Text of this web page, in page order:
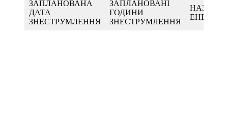
ЗАПЛАНОВАНА
ДАТА
ЗНЕСТРУМЛЕННЯ
ЗАПЛАНОВАНІ
ГОДИНИ
ЗНЕСТРУМЛЕННЯ
НАЗВА